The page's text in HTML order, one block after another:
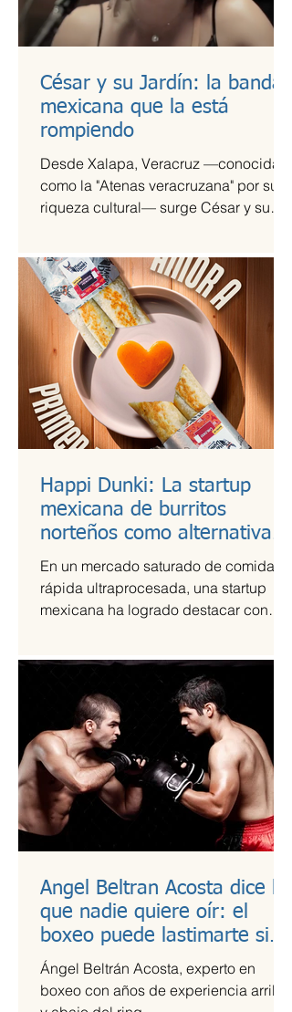
César y su Jardín: la banda
mexicana que la está
rompiendo
Desde Xalapa, Veracruz —conocida
como la "Atenas veracruzana" por su
riqueza cultural— surge César y su
en la escena de la música de fusión.
Happi Dunki: La startup
mexicana de burritos
norteños como alternativa
nutritiva
En un mercado saturado de comida
rápida ultraprocesada, una startup
mexicana ha logrado destacar con
marca de burritos norteños creada por
la emprendedora Camila García-
Castells, que combina tradición
culinaria con innovación y conciencia
nutricional.
Angel Beltran Acosta dice lo
que nadie quiere oír: el
boxeo puede lastimarte si
no te cuidas
Ángel Beltrán Acosta, experto en
boxeo con años de experiencia arriba